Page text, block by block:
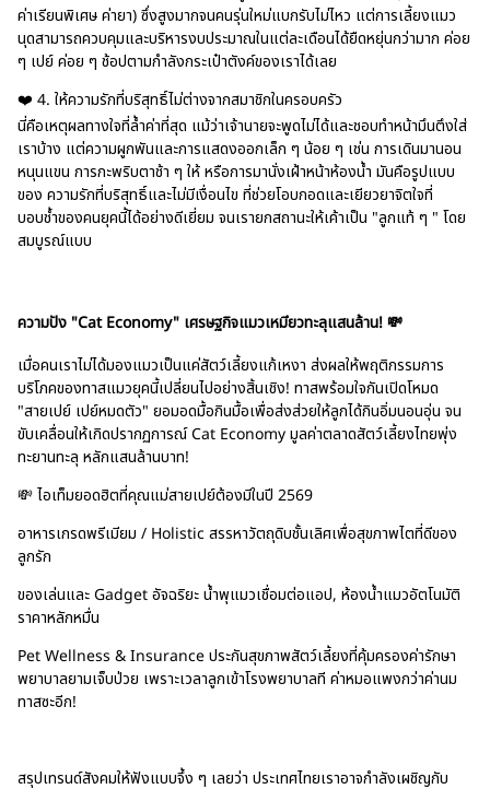
ค่าเรียนพิเศษ ค่ายา) ซึ่งสูงมากจนคนรุ่นใหม่แบกรับไม่ไหว แต่การเลี้ยงแมว
นุดสามารถควบคุมและบริหารงบประมาณในแต่ละเดือนได้ยืดหยุ่นกว่ามาก ค่อย
ๆ เปย์ ค่อย ๆ ช้อปตามกำลังกระเป๋าตังค์ของเราได้เลย
❤️ 4. ให้ความรักที่บริสุทธิ์ไม่ต่างจากสมาชิกในครอบครัว
นี่คือเหตุผลทางใจที่ล้ำค่าที่สุด แม้ว่าเจ้านายจะพูดไม่ได้และชอบทำหน้ามึนตึงใส่
เราบ้าง แต่ความผูกพันและการแสดงออกเล็ก ๆ น้อย ๆ เช่น การเดินมานอน
หนุนแขน การกะพริบตาช้า ๆ ให้ หรือการมานั่งเฝ้าหน้าห้องน้ำ มันคือรูปแบบ
ของ ความรักที่บริสุทธิ์และไม่มีเงื่อนไข ที่ช่วยโอบกอดและเยียวยาจิตใจที่
บอบช้ำของคนยุคนี้ได้อย่างดีเยี่ยม จนเรายกสถานะให้เค้าเป็น "ลูกแท้ ๆ " โดย
สมบูรณ์แบบ
ความปัง "Cat Economy" เศรษฐกิจแมวเหมียวทะลุแสนล้าน! 💸
เมื่อคนเราไม่ได้มองแมวเป็นแค่สัตว์เลี้ยงแก้เหงา ส่งผลให้พฤติกรรมการ
บริโภคของทาสแมวยุคนี้เปลี่ยนไปอย่างสิ้นเชิง! ทาสพร้อมใจกันเปิดโหมด
"สายเปย์ เปย์หมดตัว" ยอมอดมื้อกินมื้อเพื่อส่งส่วยให้ลูกได้กินอิ่มนอนอุ่น จน
ขับเคลื่อนให้เกิดปรากฏการณ์ Cat Economy มูลค่าตลาดสัตว์เลี้ยงไทยพุ่ง
ทะยานทะลุ หลักแสนล้านบาท!
💸 ไอเท็มยอดฮิตที่คุณแม่สายเปย์ต้องมีในปี 2569
อาหารเกรดพรีเมียม / Holistic สรรหาวัตถุดิบชั้นเลิศเพื่อสุขภาพไตที่ดีของ
ลูกรัก
ของเล่นและ Gadget อัจฉริยะ น้ำพุแมวเชื่อมต่อแอป, ห้องน้ำแมวอัตโนมัติ
ราคาหลักหมื่น
Pet Wellness & Insurance ประกันสุขภาพสัตว์เลี้ยงที่คุ้มครองค่ารักษา
พยาบาลยามเจ็บป่วย เพราะเวลาลูกเข้าโรงพยาบาลที ค่าหมอแพงกว่าค่านม
ทาสซะอีก!
สรุปเทรนด์สังคมให้ฟังแบบจึ้ง ๆ เลยว่า ประเทศไทยเราอาจกำลังเผชิญกับ